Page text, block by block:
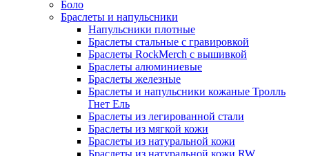
Боло
Браслеты и напульсники
Напульсники плотные
Браслеты стальные с гравировкой
Браслеты RockMerch с вышивкой
Браслеты алюминиевые
Браслеты железные
Браслеты и напульсники кожаные Тролль
Гнет Ель
Браслеты из легированной стали
Браслеты из мягкой кожи
Браслеты из натуральной кожи
Браслеты из натуральной кожи RW